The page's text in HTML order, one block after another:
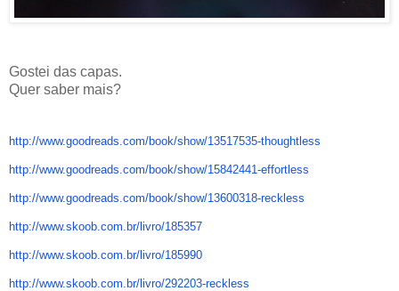
Gostei das capas.
Quer saber mais?
http://www.goodreads.com/book/show/13517535-thoughtless
http://www.goodreads.com/book/show/15842441-effortless
http://www.goodreads.com/book/show/13600318-reckless
http://www.skoob.com.br/livro/185357
http://www.skoob.com.br/livro/185990
http://www.skoob.com.br/livro/292203-reckless